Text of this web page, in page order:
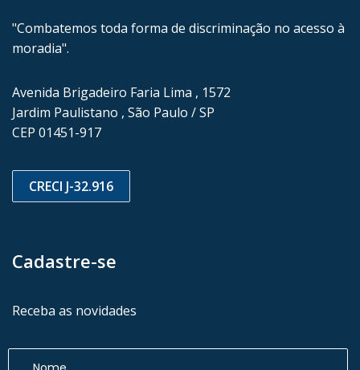
"Combatemos toda forma de discriminação no acesso à
moradia".
Avenida Brigadeiro Faria Lima , 1572
Jardim Paulistano , São Paulo / SP
CEP 01451-917
CRECI J-32.916
Cadastre-se
Receba as novidades